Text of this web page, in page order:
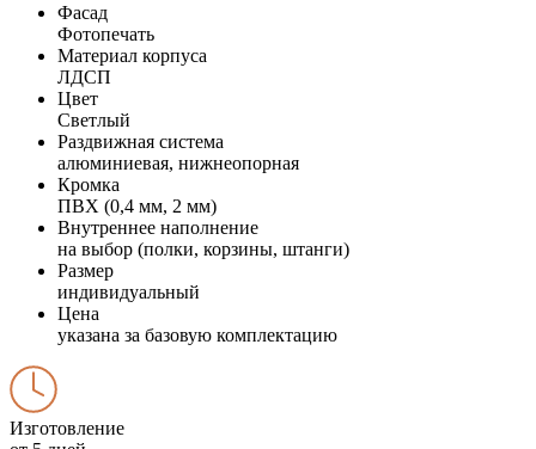
Фасад
Фотопечать
Материал корпуса
ЛДСП
Цвет
Светлый
Раздвижная система
алюминиевая, нижнеопорная
Кромка
ПВХ (0,4 мм, 2 мм)
Внутреннее наполнение
на выбор (полки, корзины, штанги)
Размер
индивидуальный
Цена
указана за базовую комплектацию
Изготовление